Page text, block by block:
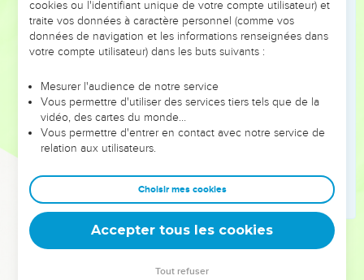
il y aura un jugement (12.13). Il est vrai que le livre dénonce
l’illusion d’une sagesse purement humaine, mais le Maître
assume le « négatif » : il reconnaît qu’à cause de la chute
(7.29 ; voir Gn 3), comme le rappellera l’apôtre Paul, la
création « a été soumise au pouvoir de la fragilité » — de la
vanité, de la mort (Rm 8.20). Elle est devenue ainsi comme
Dieu répand sa bonté sur les hommes : le bonheur consiste
à tout recevoir de sa main dans l’humilité de la foi (2.24 ;
3.14 ; 5.18 ; etc.).
permission. All rights reserved worldwide.
cookies ou l'identifiant unique de votre compte utilisateur) et
traite vos données à caractère personnel (comme vos
données de navigation et les informations renseignées dans
votre compte utilisateur) dans les buts suivants :
Mesurer l'audience de notre service
Vous permettre d'utiliser des services tiers tels que de la
vidéo, des cartes du monde…
Vous permettre d'entrer en contact avec notre service de
relation aux utilisateurs.
Choisir mes cookies
Accepter tous les cookies
Tout refuser